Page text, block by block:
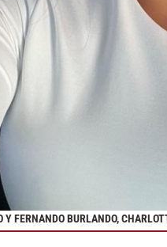
FERNANDO BURLANDO,